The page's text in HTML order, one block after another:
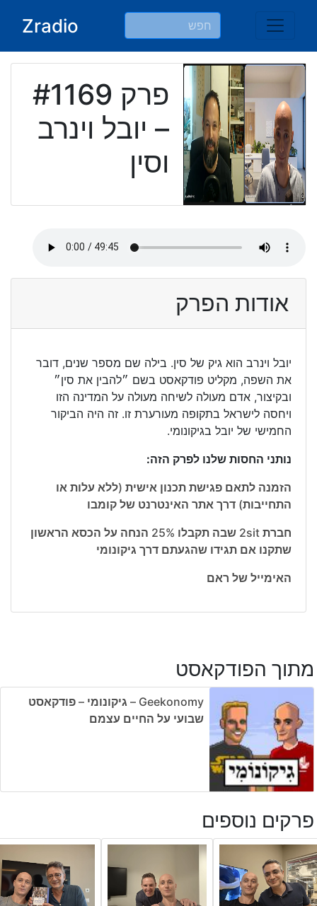
Zradio
פרק #1169
– יובל וינרב
וסין
אודות הפרק
יובל וינרב הוא גיק של סין. בילה שם מספר שנים, דובר
את השפה, מקליט פודקאסט בשם ״להבין את סין״
ובקיצור, אדם מעולה לשיחה מעולה על המדינה הזו
ויחסה לישראל בתקופה מעורערת זו. זה היה הביקור
החמישי של יובל בגיקונומי.
נותני החסות שלנו לפרק הזה:
הזמנה לתאם פגישת תכנון אישית (ללא עלות או
התחייבות) דרך אתר האינטרנט של קומבו
חברת 2sit שבה תקבלו 25% הנחה על הכסא הראשון
שתקנו אם תגידו שהגעתם דרך גיקונומי
האימייל של ראם
מתוך הפודקאסט
Geekonomy – גיקונומי – פודקאסט
שבועי על החיים עצמם
פרקים נוספים